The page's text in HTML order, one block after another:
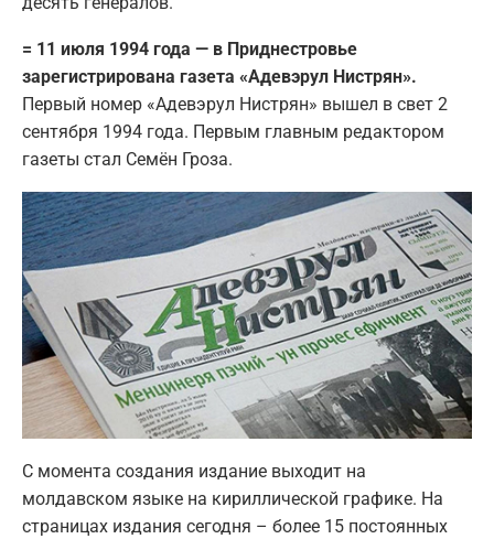
= 11 июля 1994 года — в Приднестровье
зарегистрирована газета «Адевэрул Нистрян».
Первый номер «Адевэрул Нистрян» вышел в свет 2
сентября 1994 года. Первым главным редактором
газеты стал Семён Гроза.
С момента создания издание выходит на
молдавском языке на кириллической графике. На
страницах издания сегодня – более 15 постоянных